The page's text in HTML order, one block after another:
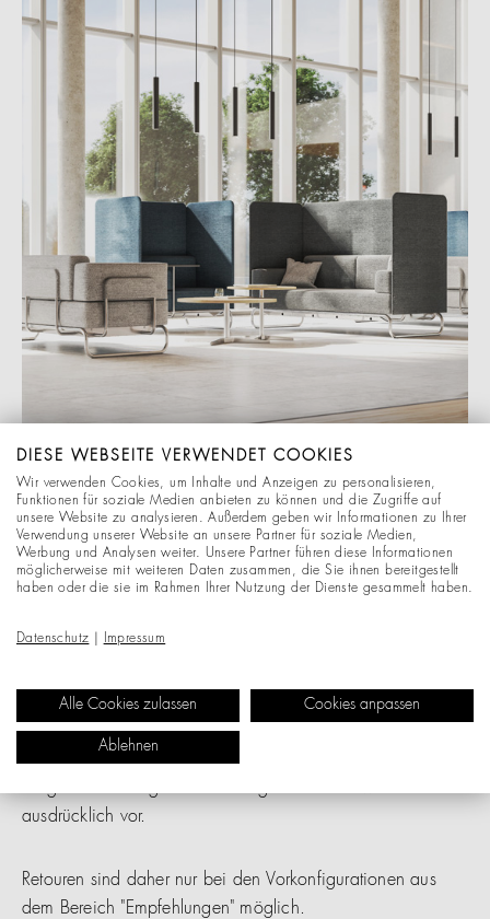
Abbildungen können vom tatsächlichen Produkt
abweichen. Die dargestellten Konfigurationen verfälschen
die gezeigten Materialien und Stoffe, Farbdifferenzen zum
ausdrücklich vor.
Retouren sind daher nur bei den Vorkonfigurationen aus
dem Bereich "Empfehlungen" möglich.
DIESE WEBSEITE VERWENDET COOKIES
Wir verwenden Cookies, um Inhalte und Anzeigen zu personalisieren,
Funktionen für soziale Medien anbieten zu können und die Zugriffe auf
unsere Website zu analysieren. Außerdem geben wir Informationen zu Ihrer
Verwendung unserer Website an unsere Partner für soziale Medien,
Werbung und Analysen weiter. Unsere Partner führen diese Informationen
möglicherweise mit weiteren Daten zusammen, die Sie ihnen bereitgestellt
haben oder die sie im Rahmen Ihrer Nutzung der Dienste gesammelt haben.
Datenschutz Impressum
Alle Cookies zulassen Cookies anpassen
Ablehnen